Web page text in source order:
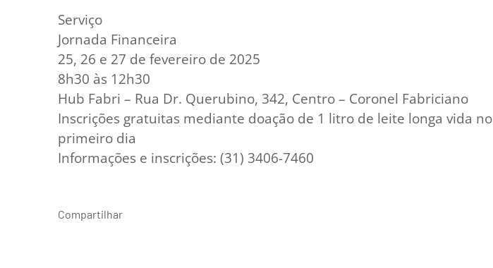
Serviço
Jornada Financeira
25, 26 e 27 de fevereiro de 2025
8h30 às 12h30
Hub Fabri – Rua Dr. Querubino, 342, Centro – Coronel Fabriciano
Inscrições gratuitas mediante doação de 1 litro de leite longa vida no
primeiro dia
Informações e inscrições: (31) 3406-7460
Compartilhar